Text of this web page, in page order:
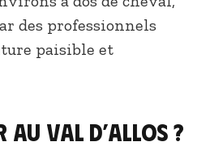
des professionnels
paisible et
au Val d’Allos ?